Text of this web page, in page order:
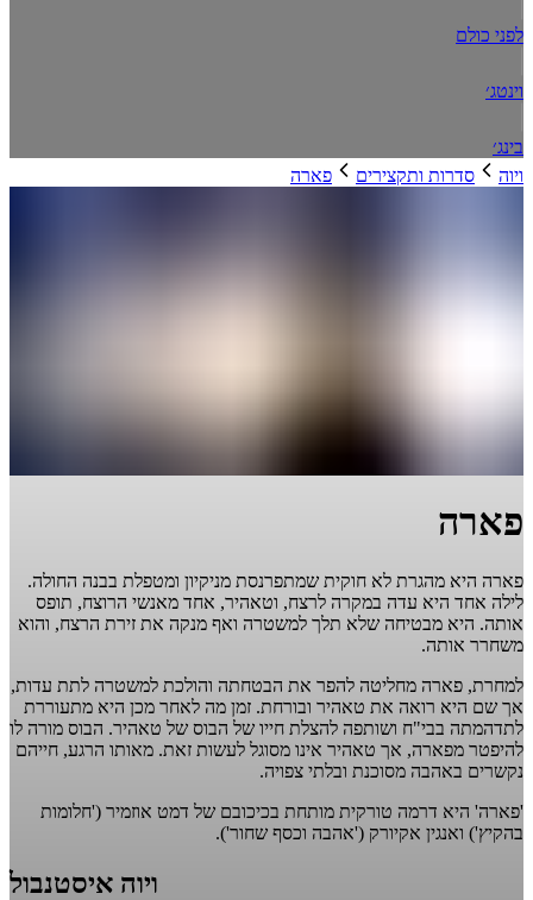
לפני כולם
וינטג׳
בינג׳
ויוה
סדרות ותקצירים פארה
פארה
פארה היא מהגרת לא חוקית שמתפרנסת מניקיון ומטפלת בבנה החולה.
לילה אחד היא עדה במקרה לרצח, וטאהיר, אחד מאנשי הרוצח, תופס
אותה. היא מבטיחה שלא תלך למשטרה ואף מנקה את זירת הרצח, והוא
משחרר אותה.
למחרת, פארה מחליטה להפר את הבטחתה והולכת למשטרה לתת עדות,
אך שם היא רואה את טאהיר ובורחת. זמן מה לאחר מכן היא מתעוררת
לתדהמתה בבי"ח ושותפה להצלת חייו של הבוס של טאהיר. הבוס מורה לו
להיפטר מפארה, אך טאהיר אינו מסוגל לעשות זאת. מאותו הרגע, חייהם
נקשרים באהבה מסוכנת ובלתי צפויה.
'פארה' היא דרמה טורקית מותחת בכיכובם של דמט אוזמיר ('חלומות
בהקיץ') ואנגין אקיורק ('אהבה וכסף שחור').
ויוה איסטנבול